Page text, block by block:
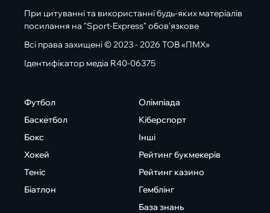
При цитуванні та використанні будь-яких матеріалів
посилання на "Sport-Express" обов'язкове
Всі права захищені © 2023 - 2026 ТОВ «ПМХ»
Ідентифікатор медіа R40-06375
Футбол
Баскетбол
Бокс
Хокей
Теніс
Біатлон
Олімпіада
Кіберспорт
Інші
Рейтинг букмекерів
Рейтинг казино
Гемблінг
База знань